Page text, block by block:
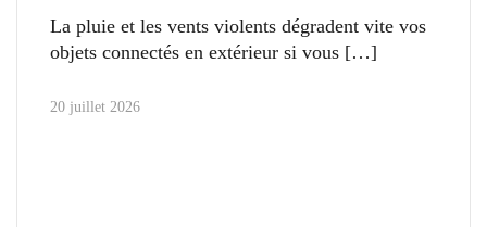
La pluie et les vents violents dégradent vite vos
objets connectés en extérieur si vous
20 juillet 2026